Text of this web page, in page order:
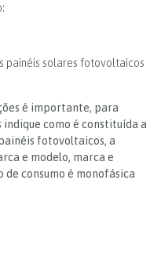
painéis solares fotovoltaicos
é importante, para
indique como é constituída a
fotovoltaicos, a
e modelo, marca e
de consumo é monofásica